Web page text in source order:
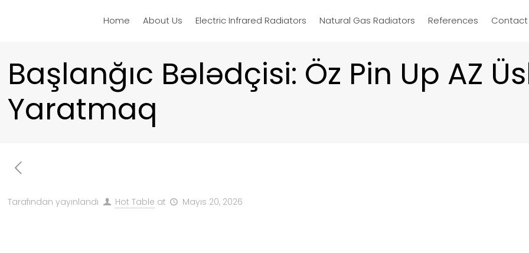
Home About Us Electric Infrared Radiators Natural Gas Radiators References Contact
Başlanğıc Bələdçisi: Öz Pin Up AZ
Yaratmaq
Tarafından yayınlandı Hot Table at Mayıs 20, 2026